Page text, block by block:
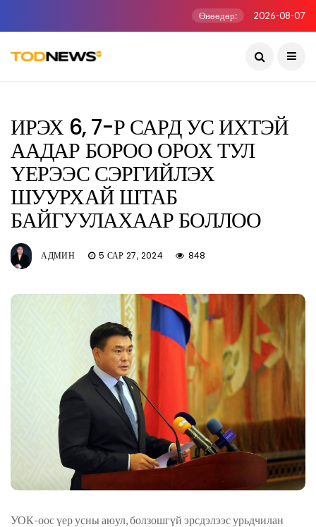
Өнөөдөр: 2026-08-07
ИРЭХ 6, 7-Р САРД УС ИХТЭЙ
ААДАР БОРОО ОРОХ ТУЛ
ҮЕРЭЭС СЭРГИЙЛЭХ
ШУУРХАЙ ШТАБ
БАЙГУУЛАХААР БОЛЛОО
АДМИН 5 САР 27, 2024 848
УОК-оос үер усны аюул, болзошгүй эрсдэлээс урьдчилан